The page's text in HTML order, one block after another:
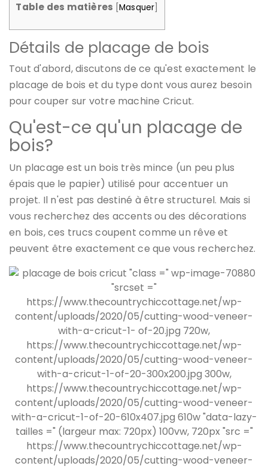
Table des matières Masquer
Détails de placage de bois
Tout d'abord, discutons de ce qu'est exactement le
placage de bois et du type dont vous aurez besoin
pour couper sur votre machine Cricut.
Qu'est-ce qu'un placage de
bois?
Un placage est un bois très mince (un peu plus
épais que le papier) utilisé pour accentuer un
projet. Il n'est pas destiné à être structurel. Mais si
vous recherchez des accents ou des décorations
en bois, ces trucs coupent comme un rêve et
peuvent être exactement ce que vous recherchez.